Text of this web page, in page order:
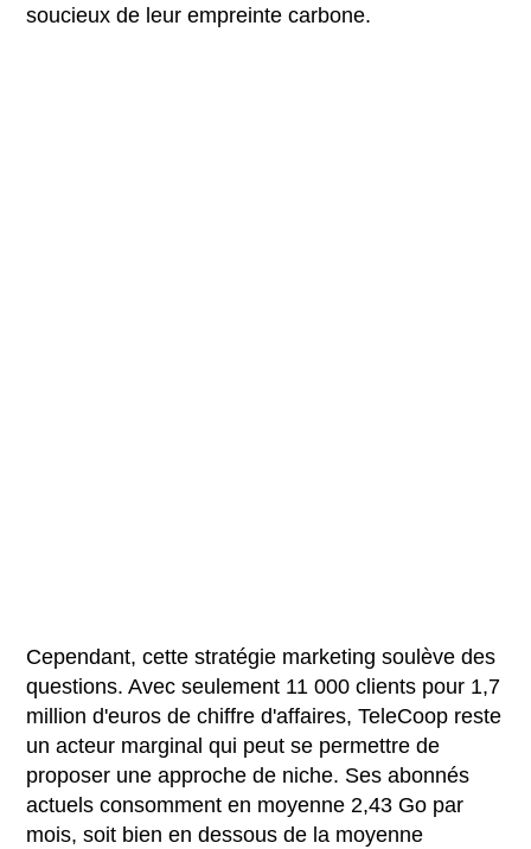
soucieux de leur empreinte carbone.
Cependant, cette stratégie marketing soulève des
questions. Avec seulement 11 000 clients pour 1,7
million d'euros de chiffre d'affaires, TeleCoop reste
un acteur marginal qui peut se permettre de
proposer une approche de niche. Ses abonnés
actuels consomment en moyenne 2,43 Go par
mois, soit bien en dessous de la moyenne